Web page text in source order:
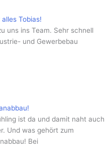
Tobias!
uns ins Team. Sehr schnell
und Gewerbebau
ist da und damit naht auch
Und was gehört zum
Bei